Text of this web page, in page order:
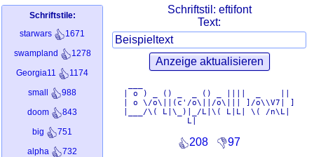
Schriftstile:
starwars
1671
swampland
1278
Georgia11
1174
small
988
doom
843
big
751
alpha
732
Schriftstil: eftifont
Text:
| o ) _ () _  _ () _ ||||  _    ||
| o \/o\||(c'/o\||/o\||| ]/o\\V7| ]
|___/\( L|\_)|_/L|\( L|L| \( /n\L|
208 97